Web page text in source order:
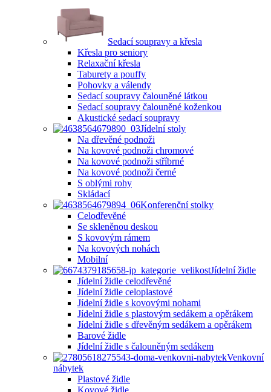
Sedací soupravy a křesla
Křesla pro seniory
Relaxační křesla
Taburety a pouffy
Pohovky a válendy
Sedací soupravy čalouněné látkou
Sedací soupravy čalouněné koženkou
Akustické sedací soupravy
Jídelní stoly
Na dřevěné podnoži
Na kovové podnoži chromové
Na kovové podnoži stříbrné
Na kovové podnoži černé
S oblými rohy
Skládací
Konferenční stolky
Celodřevěné
Se skleněnou deskou
S kovovým rámem
Na kovových nohách
Mobilní
Jídelní židle
Jídelní židle celodřevěné
Jídelní židle celoplastové
Jídelní židle s kovovými nohami
Jídelní židle s plastovým sedákem a opěrákem
Jídelní židle s dřevěným sedákem a opěrákem
Barové židle
Jídelní židle s čalouněným sedákem
Venkovní
nábytek
Plastové židle
Kovové židle